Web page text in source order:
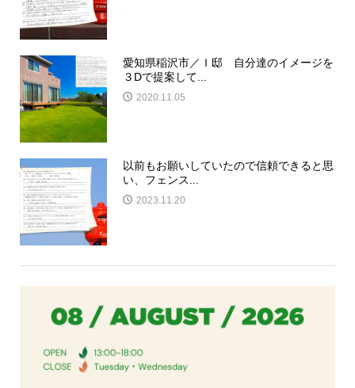
愛知県稲沢市／Ｉ邸 自分達のイメージを
３Dで提案して...
2020.11.05
以前もお願いしていたので信頼できると思
い、フェンス...
2023.11.20